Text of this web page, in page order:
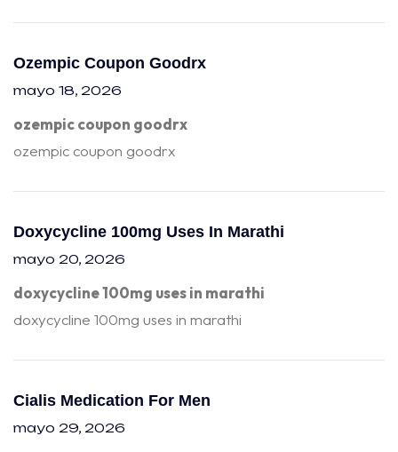
Ozempic Coupon Goodrx
mayo 18, 2026
ozempic coupon goodrx
ozempic coupon goodrx
Doxycycline 100mg Uses In Marathi
mayo 20, 2026
doxycycline 100mg uses in marathi
doxycycline 100mg uses in marathi
Cialis Medication For Men
mayo 29, 2026